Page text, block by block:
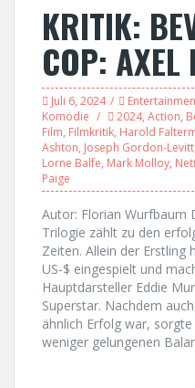
KRITIK:
COP:
Juli 6, 2024
Komödie
2024, Action,
Film, Filmkritik, Harold
Ashton, Joseph Gordon-Levitt
Lorne Balfe, Mark Molloy,
Paige
Autor: Florian Wurfbaum
Trilogie zählt zu den
Zeiten. Allein der
US-$ eingespielt und
Hauptdarsteller Eddie
Superstar. Nachdem
ähnlich Erfolg war,
weniger gelungenen